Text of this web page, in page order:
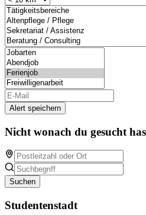
Alert speichern
Nicht wonach du gesucht
Suchen
Studentenstadt